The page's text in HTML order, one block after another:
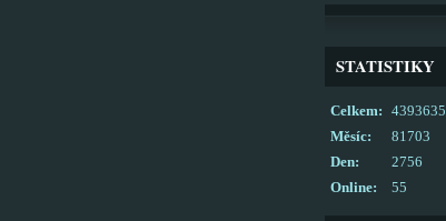
STATISTIKY
Online: 55
Celkem:
4393635
Měsíc:
81703
Den:
2756